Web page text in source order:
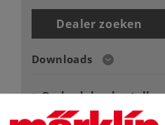
Dealer zoeken
Downloads
Onderdelen bestellen